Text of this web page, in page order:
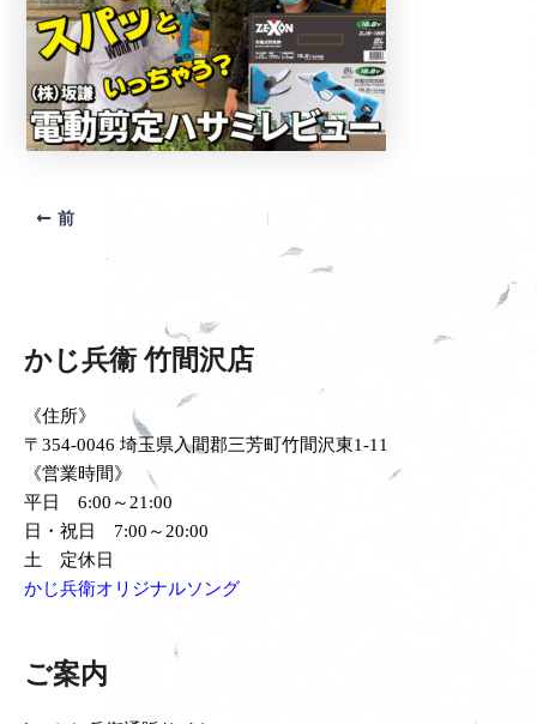
前
かじ兵衞 竹間沢店
《住所》
〒354-0046 埼玉県入間郡三芳町竹間沢東1-11
《営業時間》
平日 6:00～21:00
日・祝日 7:00～20:00
土 定休日
かじ兵衛オリジナルソング
ご案内